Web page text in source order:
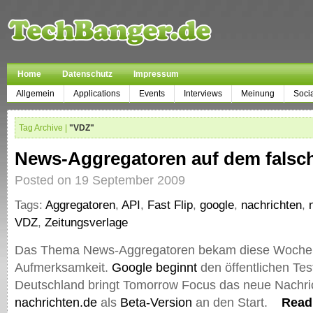
Home Datenschutz
Impressum
Allgemein
Applications Events Interviews Meinung
Tag Archive | "VDZ"
News-Aggregatoren auf dem
Posted on 19 September 2009
Tags: Aggregatoren, API, Fast Flip, google, nachrichten,
VDZ, Zeitungsverlage
Das Thema News-Aggregatoren bekam diese
Aufmerksamkeit. Google beginnt den öffentlichen
Deutschland bringt Tomorrow Focus das neue
nachrichten.de als Beta-Version an den Start.